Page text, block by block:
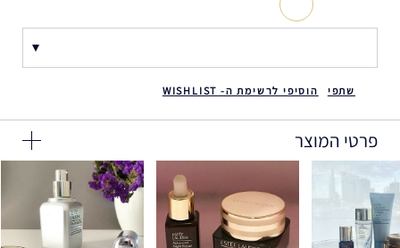
שתפי הוסיפי לרשימת ה- WISHLIST
פרטי המוצר